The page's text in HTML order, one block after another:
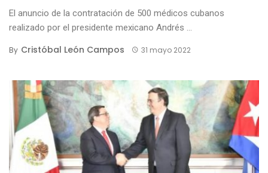
El anuncio de la contratación de 500 médicos cubanos
realizado por el presidente mexicano Andrés ...
By Cristóbal León Campos 31 mayo 2022